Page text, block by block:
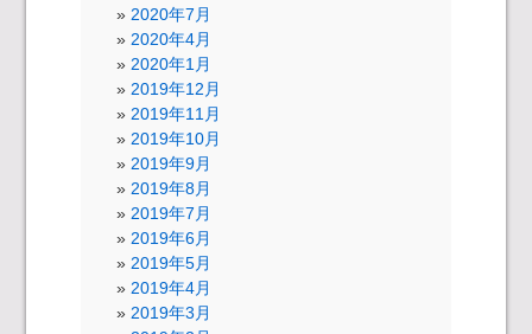
2020年7月
2020年4月
2020年1月
2019年12月
2019年11月
2019年10月
2019年9月
2019年8月
2019年7月
2019年6月
2019年5月
2019年4月
2019年3月